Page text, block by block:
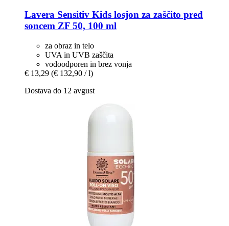
Lavera Sensitiv Kids losjon za zaščito pred
soncem ZF 50, 100 ml
za obraz in telo
UVA in UVB zaščita
vodoodporen in brez vonja
€ 13,29 (€ 132,90 / l)
Dostava do 12 avgust